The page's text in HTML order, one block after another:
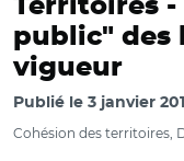
Territoires -
public" des
vigueur
Publié le 3 janvier
Cohésion des territoires,